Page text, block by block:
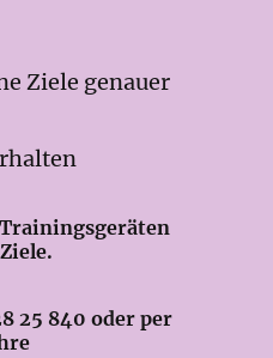
Ziele genauer
25 840 oder per